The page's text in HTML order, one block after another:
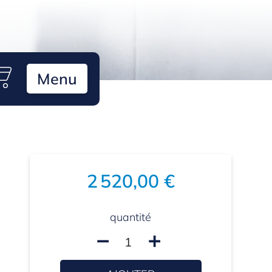
Menu
2 520,00 €
quantité
remove add